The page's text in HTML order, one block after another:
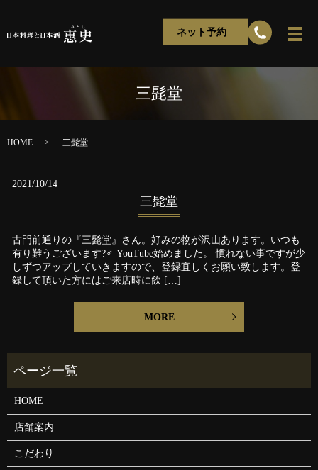
ネット予約
三髭堂
HOME 三髭堂
2021/10/14
三髭堂
古門前通りの『三髭堂』さん。好みの物が沢山あります。いつも
有り難うございます?‍♂️ YouTube始めました。 慣れない事ですが少
しずつアップしていきますので、登録宜しくお願い致します。登
録して頂いた方にはご来店時に飲 […]
MORE
HOME
店舗案内
こだわり